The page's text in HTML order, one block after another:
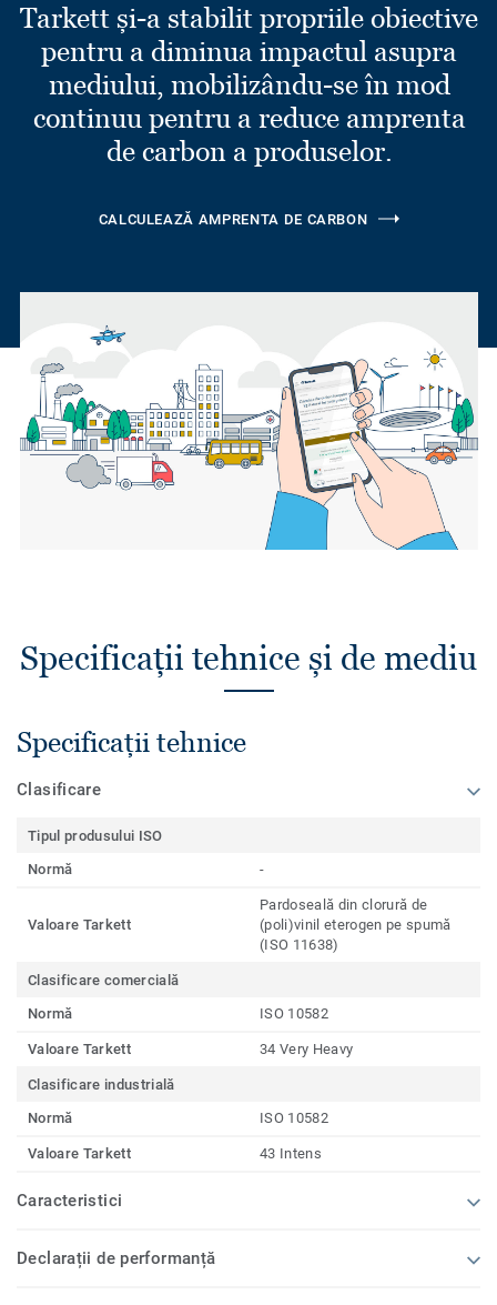
Tarkett și-a stabilit propriile obiective
pentru a diminua impactul asupra
mediului, mobilizându-se în mod
continuu pentru a reduce amprenta
de carbon a produselor.
CALCULEAZĂ AMPRENTA DE CARBON
Specificații tehnice și de mediu
Specificații tehnice
Clasificare
Tipul produsului ISO
Normă
-
Valoare Tarkett
Pardoseală din clorură de
(poli)vinil eterogen pe spumă
(ISO 11638)
Clasificare comercială
Normă
ISO 10582
Valoare Tarkett 34 Very Heavy
Clasificare industrială
Normă
ISO 10582
Valoare Tarkett 43 Intens
Caracteristici
Declarații de performanță